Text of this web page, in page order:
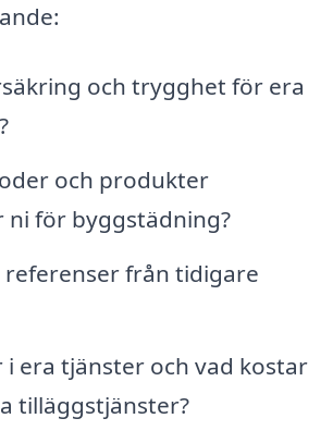
och trygghet för era
och produkter
ni för byggstädning?
referenser från tidigare
i era tjänster och vad kostar
tilläggstjänster?